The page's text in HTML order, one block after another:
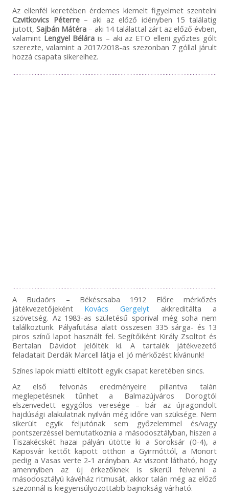
Az ellenfél keretében érdemes kiemelt figyelmet szentelni
Czvitkovics Péterre– aki az előző idényben 15 találatig
jutott, Sajbán Mátéra– aki 14 találattal zárt az előző évben,
valamint Lengyel Bélára is – aki az ETO elleni győztes gólt
szerezte, valamint a 2017/2018-as szezonban 7 góllal járult
hozzá csapata sikereihez.
A Budaörs – Békéscsaba 1912 Előre mérkőzés
játékvezetőjeként Kovács Gergelyt akkreditálta a
szövetség. Az 1983-as születésű sporival még soha nem
találkoztunk. Pályafutása alatt összesen 335 sárga- és 13
piros színű lapot használt fel. Segítőiként Király Zsoltot és
Bertalan Dávidot jelölték ki. A tartalék játékvezető
feladatait Derdák Marcell látja el. Jó mérkőzést kívánunk!
Színes lapok miatti eltiltott egyik csapat keretében sincs.
Az első felvonás eredményeire pillantva talán
meglepetésnek tűnhet a Balmazújváros Dorogtól
elszenvedett egygólos veresége – bár az újragondolt
hajdúsági alakulatnak nyilván még időre van szüksége. Nem
sikerült egyik feljutónak sem győzelemmel és/vagy
pontszerzéssel bemutatkoznia a másodosztályban, hiszen a
Tiszakécskét hazai pályán ütötte ki a Soroksár (0-4), a
Kaposvár kettőt kapott otthon a Gyirmóttól, a Monort
pedig a Vasas verte 2-1 arányban. Az viszont látható, hogy
amennyiben az új érkezőknek is sikerül felvenni a
másodosztályú kávéház ritmusát, akkor talán még az előző
szezonnál is kiegyensúlyozottabb bajnokság várható.